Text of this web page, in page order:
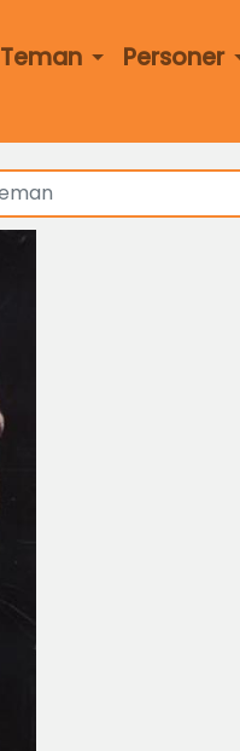
Teman Personer